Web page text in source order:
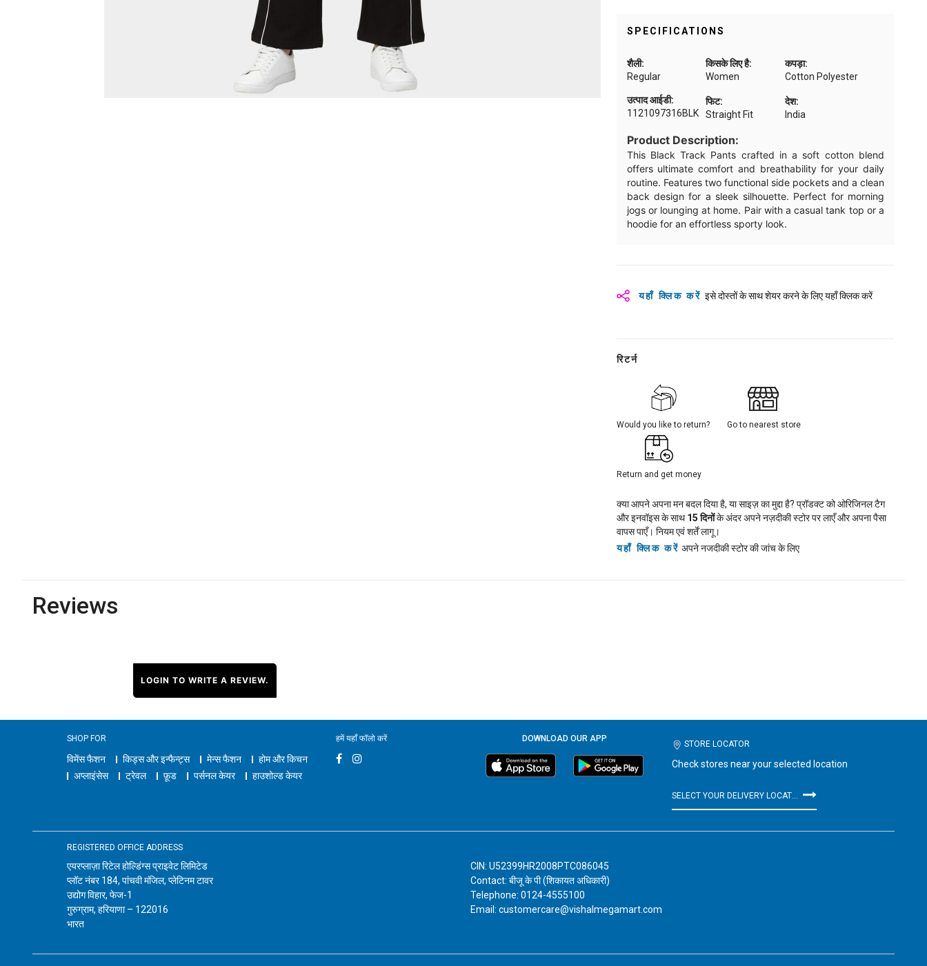
SPECIFICATIONS
शैली:
Regular
किसके लिए है:
Women
कपड़ा:
Cotton Polyester
फिट:
Straight Fit
देश:
India
उत्पाद आईडी:
1121097316BLK
Product Description:
This Black Track Pants crafted in a soft cotton blend
offers ultimate comfort and breathability for your daily
routine. Features two functional side pockets and a clean
back design for a sleek silhouette. Perfect for morning
jogs or lounging at home. Pair with a casual tank top or a
hoodie for an effortless sporty look.
यहाँ क्लिक करें इसे दोस्तों के साथ शेयर करने के लिए यहाँ क्लिक करें
रिटर्न
Would you like to return? Go to nearest store
Return and get money
क्या आपने अपना मन बदल दिया है, या साइज़ का मुद्दा है? प्रॉडक्ट को ओरिजिनल टैग
और इनवॉइस के साथ15 दिनोंके अंदर अपने नज़दीकी स्टोर पर लाएँ और अपना पैसा
वापस पाएँ। नियम एवं शर्तें लागू।
यहाँ क्लिक करें अपने नजदीकी स्टोर की जांच के लिए
Reviews
LOGIN TO WRITE A REVIEW.
SHOP FOR
विमेंस फैशन किड्स और इन्फैन्ट्स मेन्स फैशन
होम और किचन
अप्लाइंसेस
ट्रेवल फ़ूड पर्सनल केयर हाउशोल्ड केयर
हमें यहाँ फॉलो करें DOWNLOAD OUR APP
STORE LOCATOR
Check stores near your selected location
REGISTERED OFFICE ADDRESS
एयरप्लाज़ा रिटेल होल्डिंग्स प्राइवेट लिमिटेड
प्लॉट नंबर 184, पांचवी मंजिल, प्लेटिनम टावर
उद्योग विहार, फेज-1
गुरुग्राम, हरियाणा – 122016
भारत
CIN: U52399HR2008PTC086045
Contact: बीजू के पी (शिकायत अधिकारी)
Telephone: 0124-4555100
Email: customercare@vishalmegamart.com